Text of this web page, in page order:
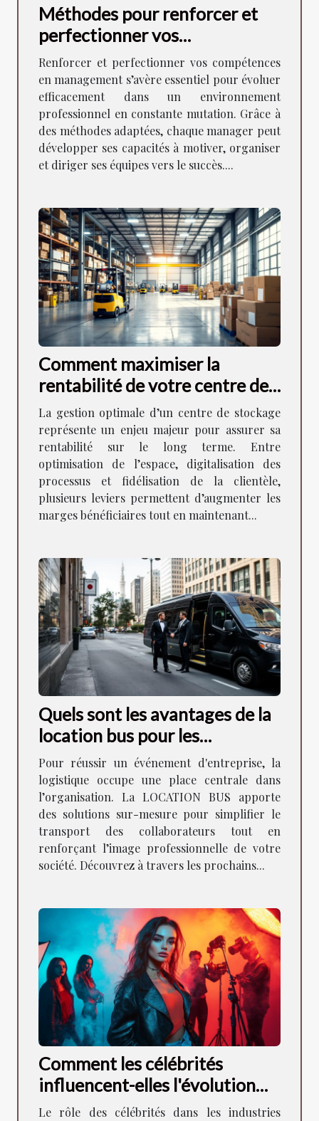
Méthodes pour renforcer et
perfectionner vos
compétences en management
Renforcer et perfectionner vos compétences
en management s’avère essentiel pour évoluer
efficacement dans un environnement
professionnel en constante mutation. Grâce à
des méthodes adaptées, chaque manager peut
développer ses capacités à motiver, organiser
et diriger ses équipes vers le succès....
Comment maximiser la
rentabilité de votre centre de
stockage ?
La gestion optimale d’un centre de stockage
représente un enjeu majeur pour assurer sa
rentabilité sur le long terme. Entre
optimisation de l’espace, digitalisation des
processus et fidélisation de la clientèle,
plusieurs leviers permettent d’augmenter les
marges bénéficiaires tout en maintenant...
Quels sont les avantages de la
location bus pour les
événements d'entreprise ?
Pour réussir un événement d'entreprise, la
logistique occupe une place centrale dans
l’organisation. La LOCATION BUS apporte
des solutions sur-mesure pour simplifier le
transport des collaborateurs tout en
renforçant l’image professionnelle de votre
société. Découvrez à travers les prochains...
Comment les célébrités
influencent-elles l'évolution
des industries créatives ?
Le rôle des célébrités dans les industries